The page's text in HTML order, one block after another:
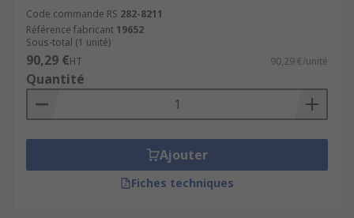
Code commande RS 282-8211
Référence fabricant 19652
Sous-total (1 unité)
90,29 €HT 90,29 €/unité
Quantité
Ajouter
Fiches techniques